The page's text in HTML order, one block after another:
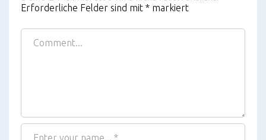
Erforderliche Felder sind mit * markiert